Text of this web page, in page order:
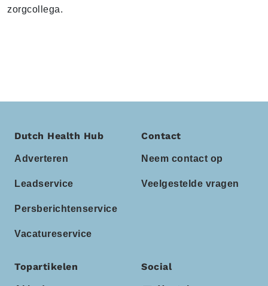
zorgcollega.
Dutch Health Hub
Adverteren
Leadservice
Persberichtenservice
Vacatureservice
Contact
Neem contact op
Veelgestelde vragen
Topartikelen Social